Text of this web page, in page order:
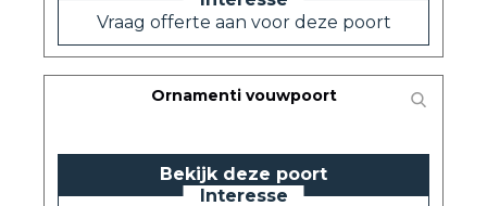
Vraag offerte aan voor deze poort
Ornamenti vouwpoort
Bekijk deze poort